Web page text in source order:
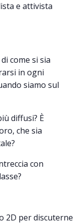
e attivista
come si sia
in ogni
siamo sul
diffusi? È
che sia
con
2D per discuterne